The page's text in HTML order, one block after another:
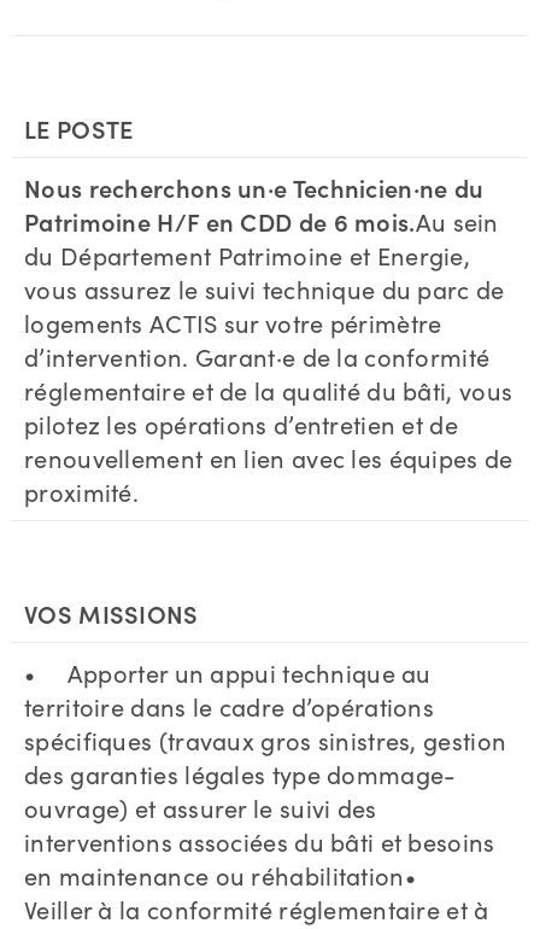
LE POSTE
Nous recherchons un·e Technicien·ne du
Patrimoine H/F en CDD de 6 mois.Au sein
du Département Patrimoine et Energie,
vous assurez le suivi technique du parc de
logements ACTIS sur votre périmètre
d’intervention. Garant·e de la conformité
réglementaire et de la qualité du bâti, vous
pilotez les opérations d’entretien et de
renouvellement en lien avec les équipes de
proximité.
VOS MISSIONS
• Apporter un appui technique au
territoire dans le cadre d’opérations
spécifiques (travaux gros sinistres, gestion
des garanties légales type dommage-
ouvrage) et assurer le suivi des
interventions associées du bâti et besoins
en maintenance ou réhabilitation•
Veiller à la conformité réglementaire et à